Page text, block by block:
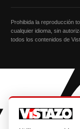
Prohibida la reproducción
cualquier idioma, sin
todos los contenidos de